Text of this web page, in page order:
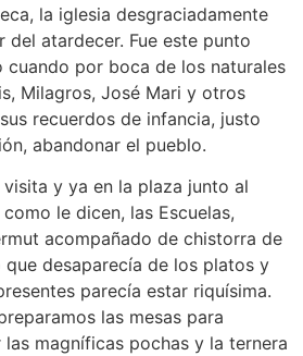
la iglesia desgraciadamente
del atardecer. Fue este punto
cuando por boca de los naturales
Milagros, José Mari y otros
recuerdos de infancia, justo
abandonar el pueblo.
y ya en la plaza junto al
le dicen, las Escuelas,
acompañado de chistorra de
desaparecía de los platos y
parecía estar riquísima.
las mesas para
magníficas pochas y la ternera